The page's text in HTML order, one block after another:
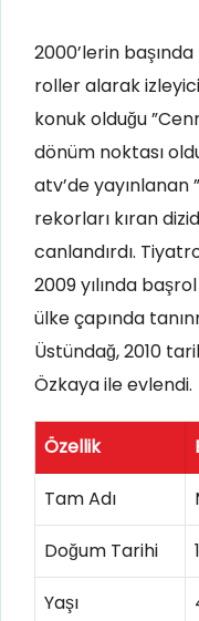
2000’lerin
roller alarak
konuk olduğu
dönüm noktası
atv’de yayınlanan
rekorları kıran
canlandırdı.
2009 yılında
ülke çapında
Üstündağ, 2010
Özkaya ile evlendi.
Özellik
Tam Adı
Doğum Tarihi
Yaşı